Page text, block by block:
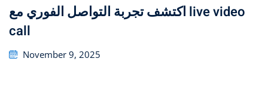
اكتشف تجربة التواصل الفوري مع live video
call
Posted
November 9, 2025